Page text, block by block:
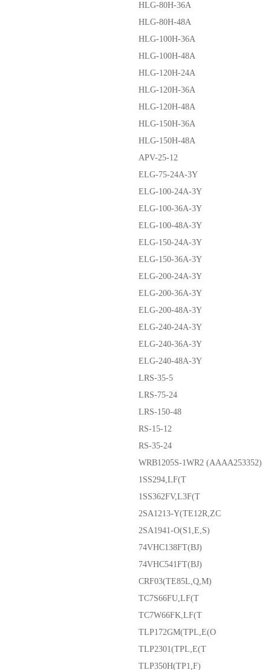
HLG-80H-36A
HLG-80H-48A
HLG-100H-36A
HLG-100H-48A
HLG-120H-24A
HLG-120H-36A
HLG-120H-48A
HLG-150H-36A
HLG-150H-48A
APV-25-12
ELG-75-24A-3Y
ELG-100-24A-3Y
ELG-100-36A-3Y
ELG-100-48A-3Y
ELG-150-24A-3Y
ELG-150-36A-3Y
ELG-200-24A-3Y
ELG-200-36A-3Y
ELG-200-48A-3Y
ELG-240-24A-3Y
ELG-240-36A-3Y
ELG-240-48A-3Y
LRS-35-5
LRS-75-24
LRS-150-48
RS-15-12
RS-35-24
WRB1205S-1WR2 (AAAA253352)
1SS294,LF(T
1SS362FV,L3F(T
2SA1213-Y(TE12R,ZC
2SA1941-O(S1,E,S)
74VHC138FT(BJ)
74VHC541FT(BJ)
CRF03(TE85L,Q,M)
TC7S66FU,LF(T
TC7W66FK,LF(T
TLP172GM(TPL,E(O
TLP2301(TPL,E(T
TLP350H(TP1,F)